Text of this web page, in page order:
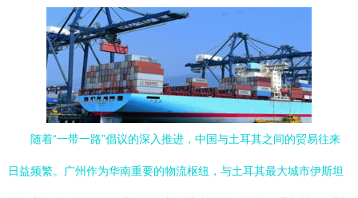
随着“一带一路”倡议的深入推进，中国与土耳其之间的贸易往来
日益频繁。广州作为华南重要的物流枢纽，与土耳其最大城市伊斯坦